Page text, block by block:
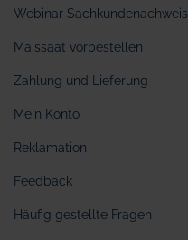
Webinar Sachkundenachweis
Maissaat vorbestellen
Zahlung und Lieferung
Mein Konto
Reklamation
Feedback
Häufig gestellte Fragen